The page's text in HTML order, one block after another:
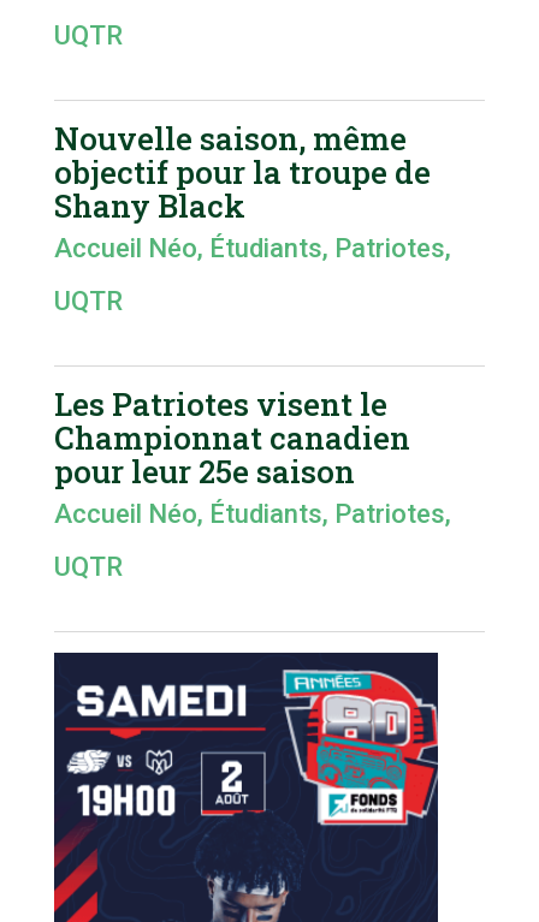
UQTR
Nouvelle saison, même
objectif pour la troupe de
Shany Black
Accueil Néo, Étudiants, Patriotes,
UQTR
Les Patriotes visent le
Championnat canadien
pour leur 25e saison
Accueil Néo, Étudiants, Patriotes,
UQTR